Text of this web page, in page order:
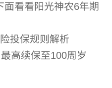
面看看阳光神农6年期
投保规则解析
高续保至100周岁